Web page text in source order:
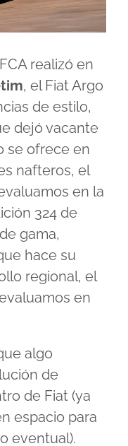
realizó en
, el Fiat Argo
de estilo,
dejó vacante
se ofrece en
nafteros, el
en la
324 de
gama,
hace su
regional, el
en
algo
de
de Fiat (ya
espacio para
eventual).